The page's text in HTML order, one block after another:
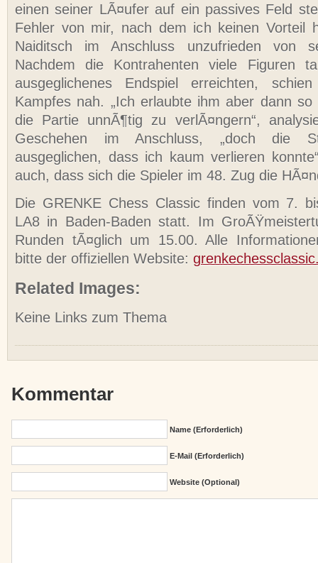
einen seiner LÃ¤ufer auf ein passives Feld
Fehler von mir, nach dem ich keinen Vorteil
Naiditsch im Anschluss unzufrieden von
Nachdem die Kontrahenten viele Figuren
ausgeglichenes Endspiel erreichten,
Kampfes nah. „Ich erlaubte ihm aber dann
die Partie unnÃ¶tig zu verlÃ¤ngern“,
Geschehen im Anschluss, „doch die
ausgeglichen, dass ich kaum verlieren
auch, dass sich die Spieler im 48. Zug die
Die GRENKE Chess Classic finden vom 7.
LA8 in Baden-Baden statt. Im
Runden tÃ¤glich um 15.00. Alle
bitte der offiziellen Website:
Related Images:
Keine Links zum Thema
Kommentar
Name (erforderlich)
E-Mail (erforderlich)
Website (Optional)